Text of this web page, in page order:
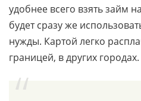
удобнее всего взять займ
будет сразу же
нужды. Картой легко
границей, в других городах.